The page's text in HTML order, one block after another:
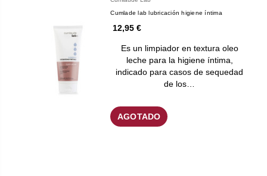
Cumlade lab lubricación higiene íntima
12,95 €
Es un limpiador en textura oleo
leche para la higiene íntima,
indicado para casos de sequedad
de los…
AGOTADO